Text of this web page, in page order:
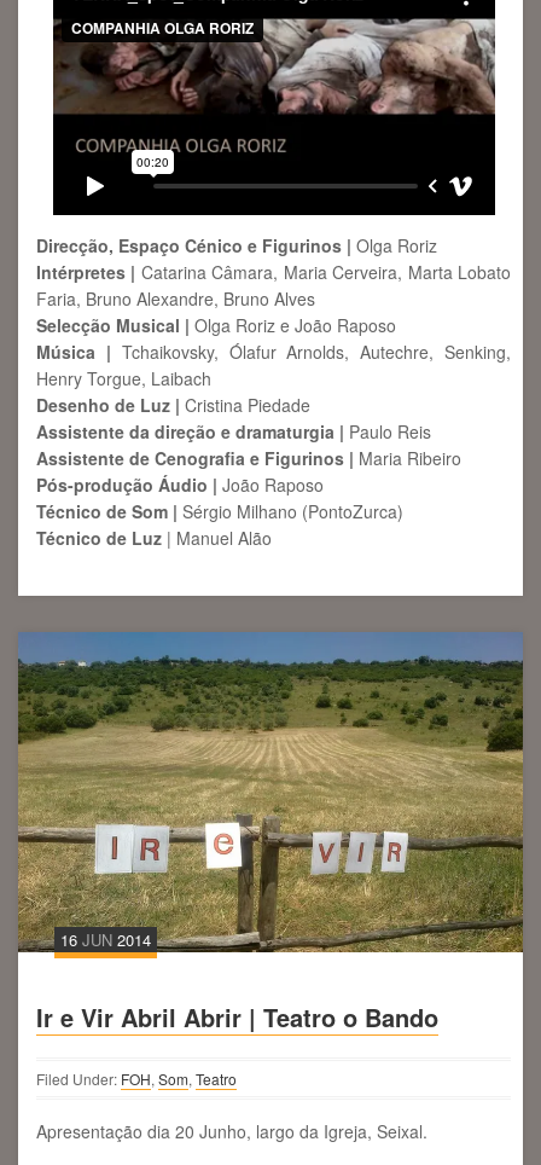
Direcção, Espaço Cénico e Figurinos | Olga Roriz
Intérpretes | Catarina Câmara, Maria Cerveira, Marta Lobato
Faria, Bruno Alexandre, Bruno Alves
Selecção Musical | Olga Roriz e João Raposo
Música | Tchaikovsky, Ólafur Arnolds, Autechre, Senking,
Henry Torgue, Laibach
Desenho de Luz | Cristina Piedade
Assistente da direção e dramaturgia | Paulo Reis
Assistente de Cenografia e Figurinos | Maria Ribeiro
Pós-produção Áudio | João Raposo
Técnico de Som | Sérgio Milhano (PontoZurca)
Técnico de Luz | Manuel Alão
16 JUN 2014
Ir e Vir Abril Abrir | Teatro o Bando
Filed Under: FOH, Som, Teatro
Apresentação dia 20 Junho, largo da Igreja, Seixal.